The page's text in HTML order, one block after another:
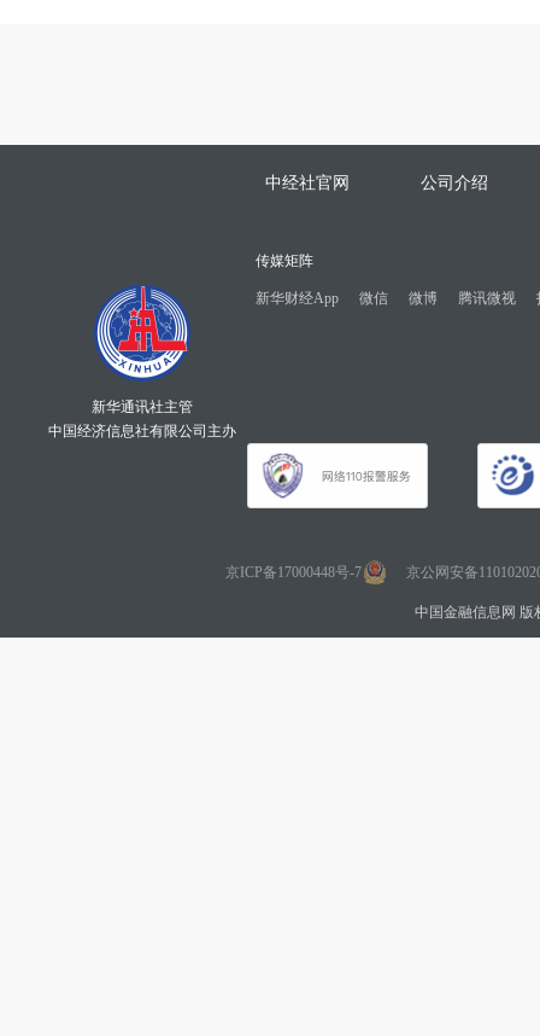
中经社官网 公司介绍
新华通讯社主管
中国经济信息社有限公司主办
传媒矩阵
新华财经App 微信 微博 腾讯微视
京ICP备17000448号-7 京公网安备
中国金融信息网 版